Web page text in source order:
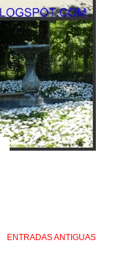
ENTRADAS ANTIGUAS